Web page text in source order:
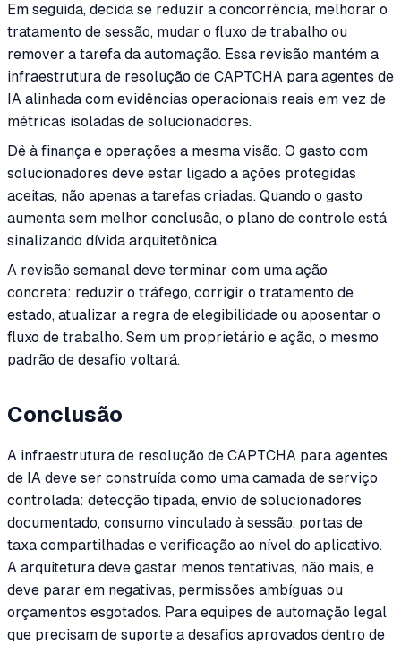
Em seguida, decida se reduzir a concorrência, melhorar o
tratamento de sessão, mudar o fluxo de trabalho ou
remover a tarefa da automação. Essa revisão mantém a
infraestrutura de resolução de CAPTCHA para agentes de
IA alinhada com evidências operacionais reais em vez de
métricas isoladas de solucionadores.
Dê à finança e operações a mesma visão. O gasto com
solucionadores deve estar ligado a ações protegidas
aceitas, não apenas a tarefas criadas. Quando o gasto
aumenta sem melhor conclusão, o plano de controle está
sinalizando dívida arquitetônica.
A revisão semanal deve terminar com uma ação
concreta: reduzir o tráfego, corrigir o tratamento de
estado, atualizar a regra de elegibilidade ou aposentar o
fluxo de trabalho. Sem um proprietário e ação, o mesmo
padrão de desafio voltará.
Conclusão
A infraestrutura de resolução de CAPTCHA para agentes
de IA deve ser construída como uma camada de serviço
controlada: detecção tipada, envio de solucionadores
documentado, consumo vinculado à sessão, portas de
taxa compartilhadas e verificação ao nível do aplicativo.
A arquitetura deve gastar menos tentativas, não mais, e
deve parar em negativas, permissões ambíguas ou
orçamentos esgotados. Para equipes de automação legal
que precisam de suporte a desafios aprovados dentro de